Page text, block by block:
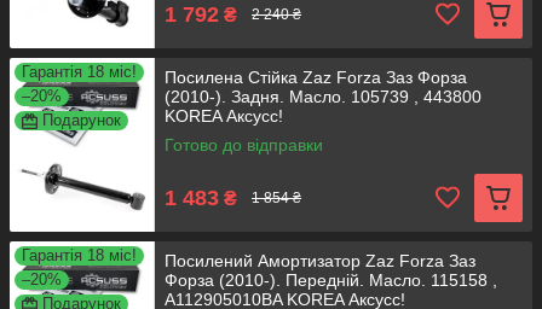
1 792 ₴ 2 240 ₴
Гарантія 18 міс!
–20%
Подарунок
Посилена Стійка Zaz Forza Заз Форза
(2010-). Задня. Масло. 105739 , 443800
KOREA Аксусс!
Готово до відправки
1 483 ₴ 1 854 ₴
Гарантія 18 міс!
–20%
Подарунок
Посилений Амортизатор Zaz Forza Заз
Форза (2010-). Передній. Масло. 115158 ,
A112905010BA KOREA Аксусс!